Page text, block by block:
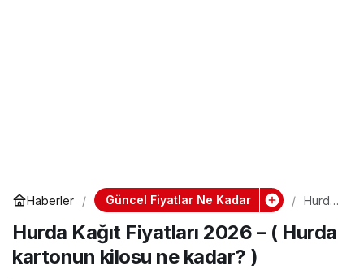
Haberler Güncel Fiyatlar Ne Kadar
Hurda
Fiyatlar
ı 2026
Hurda Kağıt Fiyatları 2026 – ( Hurda
kartonun kilosu ne kadar? )